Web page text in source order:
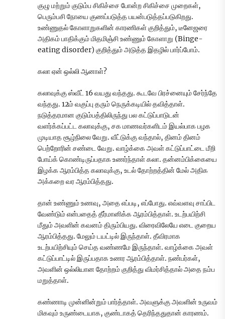
குழு மற்றும் குடும்ப சிகிச்சை போன்ற சிகிச்சை முறைகள்,
பெரும்பசி நோயை குணப்படுத்த பயன்படுத்தப்படுகிறது.
உண்ணுதல் கோளாறுகளின் காரணிகள் குறித்தும், டீனேஜரை
அதிகம் பாதிக்கும் மிதமிஞ்சி உண்ணும் கோளாறு (Binge-
eating disorder) குறித்தும் அடுத்த இதழில் பார்ப்போம்.
கலா ஏன் ஒல்லி ஆனாள்?
கலாவுக்கு ஸ்வீட் 16 வயது வந்தது. கூடவே பிரச்னையும் சேர்ந்தே
வந்தது. 12ம் வகுப்பு தரும் நெருக்கடியில் தவித்தாள்.
நடுத்தரமான குடும்பத்திலிருந்து பல கட்டுப்பாடுடன்
வளர்க்கப்பட்ட கலாவுக்கு, சக மாணவர்களிடம் இயல்பாக பழக
முடியாத சூழ்நிலை வேறு. வீட்டுக்கு வந்தால், தினம் தினம்
பெற்றோரின் சண்டை வேறு. வாழ்க்கை அவள் கட்டுப்பாட்டை மீறி
போய்க் கொண்டிருப்பதாக உணர்ந்தாள் கலா. தன்னம்பிக்கையை
இழக்க ஆரம்பித்த கலாவுக்கு, உடல் தோற்றத்தின் மேல் அதிக
அக்கறை வர ஆரம்பித்தது.
தான் உண்ணும் உணவு, அதை எப்படி, எப்போது. எவ்வளவு சாப்பிட
வேண்டும் என்பதைத் தீர்மானிக்க ஆரம்பித்தாள். உடற்பயிற்சி
மீதும் அவளின் கவனம் திரும்பியது. விரைவிலேயே எடை குறைய
ஆரம்பித்தது. மேலும் டயட்டில் இருந்தாள். தீவிரமாக
உடற்பயிற்சியும் செய்த வண்ணமே இருந்தாள். வாழ்க்கை அவள்
கட்டுப்பாட்டில் இருப்பதாக உணர ஆரம்பித்தாள். நண்பர்கள்,
அவளின் ஒல்லியான தோற்றம் குறித்து விமர்சித்தால் அதை நம்ப
மறுத்தாள்.
கண்ணாடி முன்னின்றும் பார்த்தாள். அவளுக்கு அவளின் உருவம்
மிகவும் உருண்டையாக, குண்டாகத் தெரிந்ததுதான் காரணம்.